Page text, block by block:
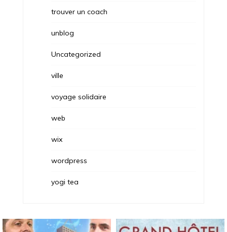
trouver un coach
unblog
Uncategorized
ville
voyage solidaire
web
wix
wordpress
yogi tea